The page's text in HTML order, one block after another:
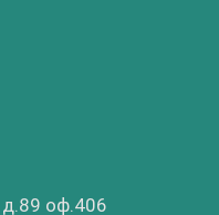
д.89 оф.406